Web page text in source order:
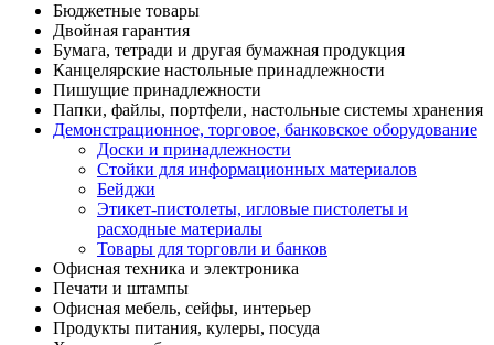
Бюджетные товары
Двойная гарантия
Бумага, тетради и другая бумажная продукция
Канцелярские настольные принадлежности
Пишущие принадлежности
Папки, файлы, портфели, настольные системы хранения
Демонстрационное, торговое, банковское оборудование
Доски и принадлежности
Стойки для информационных материалов
Бейджи
Этикет-пистолеты, игловые пистолеты и
расходные материалы
Товары для торговли и банков
Офисная техника и электроника
Печати и штампы
Офисная мебель, сейфы, интерьер
Продукты питания, кулеры, посуда